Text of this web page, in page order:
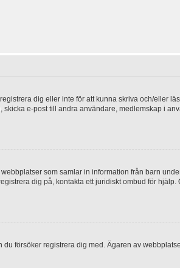
dig eller inte för att kunna skriva och/eller
e-post till andra användare, medlemskap i
som samlar in information från barn
dig på, kontakta ett juridiskt ombud för
försöker registrera dig med. Ägaren av